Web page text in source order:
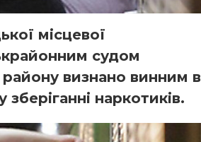
місцевої
судом
визнано винним в
наркотиків.